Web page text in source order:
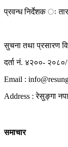
प्रवन्ध निर्देशक ः
सुचना तथा प्रसारण
दर्ता नं. ४२००-
Email : info@
Address : रेसुङ्गा
समाचार